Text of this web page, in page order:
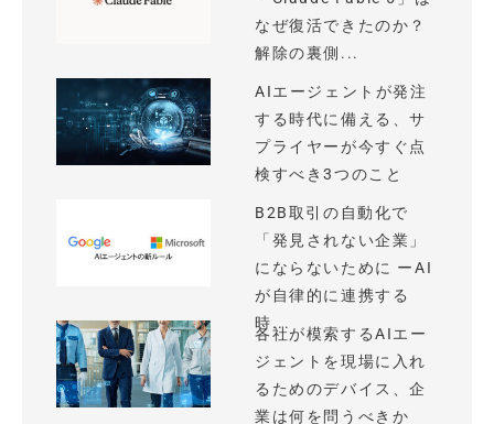
なぜ復活できたのか？
解除の裏側...
AIエージェントが発注
する時代に備える、サ
プライヤーが今すぐ点
検すべき3つのこと
B2B取引の自動化で
「発見されない企業」
にならないために ーAI
が自律的に連携する
時...
各社が模索するAIエー
ジェントを現場に入れ
るためのデバイス、企
業は何を問うべきか